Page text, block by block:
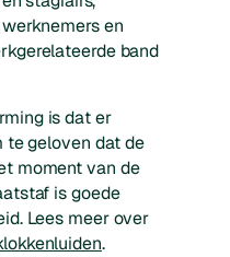
en
band
is dat er
te geloven dat de
moment van de
is goede
Lees meer over
.